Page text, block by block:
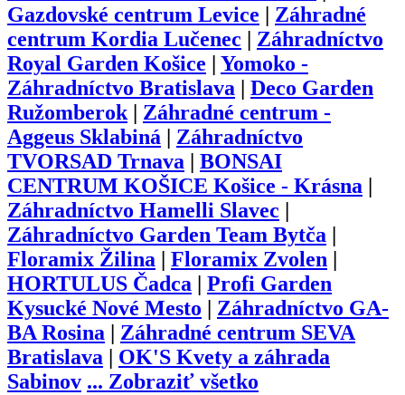
Gazdovské centrum Levice
Záhradné
centrum Kordia Lučenec
Záhradníctvo
Royal Garden Košice
Yomoko -
Záhradníctvo Bratislava
Deco Garden
Ružomberok| Záhradné centrum -
Aggeus Sklabiná
Záhradníctvo
TVORSAD Trnava
BONSAI
CENTRUM KOŠICE Košice - Krásna
Záhradníctvo Hamelli Slavec
Záhradníctvo Garden Team Bytča
Floramix Žilina
Floramix Zvolen
HORTULUS Čadca
Profi Garden
Kysucké Nové Mesto
Záhradníctvo GA-
BA Rosina
Záhradné centrum SEVA
Bratislava
OK'S Kvety a záhrada
Sabinov ... Zobraziť všetko